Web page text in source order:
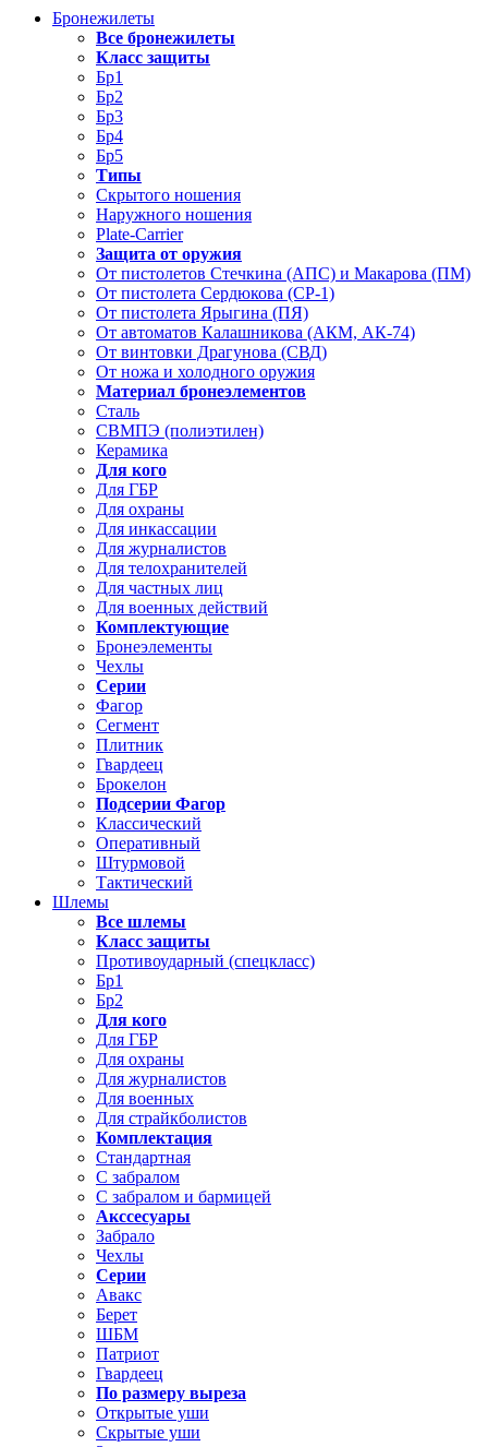
Бронежилеты
Все бронежилеты
Класс защиты
Бр1
Бр2
Бр3
Бр4
Бр5
Типы
Скрытого ношения
Наружного ношения
Plate-Carrier
Защита от оружия
От пистолетов Стечкина (АПС) и Макарова (ПМ)
От пистолета Сердюкова (СР-1)
От пистолета Ярыгина (ПЯ)
От автоматов Калашникова (АКМ, АК-74)
От винтовки Драгунова (СВД)
От ножа и холодного оружия
Материал бронеэлементов
Сталь
СВМПЭ (полиэтилен)
Керамика
Для кого
Для ГБР
Для охраны
Для инкассации
Для журналистов
Для телохранителей
Для частных лиц
Для военных действий
Комплектующие
Бронеэлементы
Чехлы
Серии
Фагор
Сегмент
Плитник
Гвардеец
Брокелон
Подсерии Фагор
Классический
Оперативный
Штурмовой
Тактический
Шлемы
Все шлемы
Класс защиты
Противоударный (спецкласс)
Бр1
Бр2
Для кого
Для ГБР
Для охраны
Для журналистов
Для военных
Для страйкболистов
Комплектация
Стандартная
С забралом
С забралом и бармицей
Акссесуары
Забрало
Чехлы
Серии
Авакс
Берет
ШБМ
Патриот
Гвардеец
По размеру выреза
Открытые уши
Скрытые уши